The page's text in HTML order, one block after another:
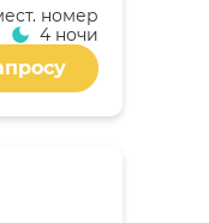
номер
4 ночи